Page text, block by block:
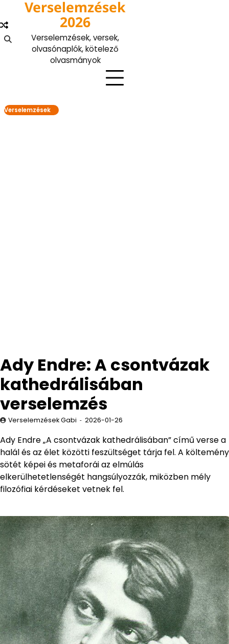
content
Verselemzések
2026
Verselemzések, versek,
olvasónaplók, kötelező
olvasmányok
Verselemzések
Ady Endre: A csontvázak
kathedrálisában
verselemzés
Verselemzések Gabi 2026-01-26
Ady Endre „A csontvázak kathedrálisában” című verse a
halál és az élet közötti feszültséget tárja fel. A költemény
sötét képei és metaforái az elmúlás
elkerülhetetlenségét hangsúlyozzák, miközben mély
filozófiai kérdéseket vetnek fel.